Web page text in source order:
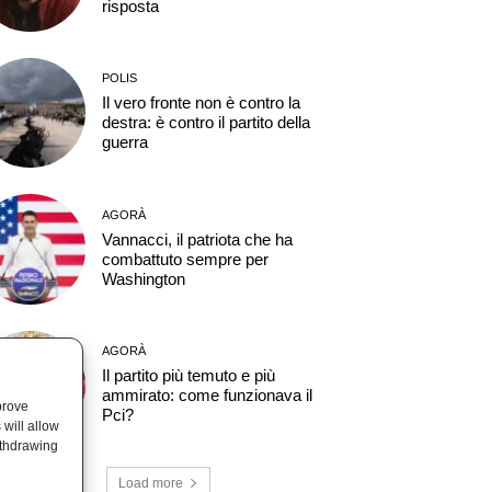
will allow
risposta
POLIS
Il vero fronte non è contro la
destra: è contro il partito della
guerra
AGORÀ
Vannacci, il patriota che ha
combattuto sempre per
Washington
AGORÀ
Il partito più temuto e più
ammirato: come funzionava il
Pci?
Load more